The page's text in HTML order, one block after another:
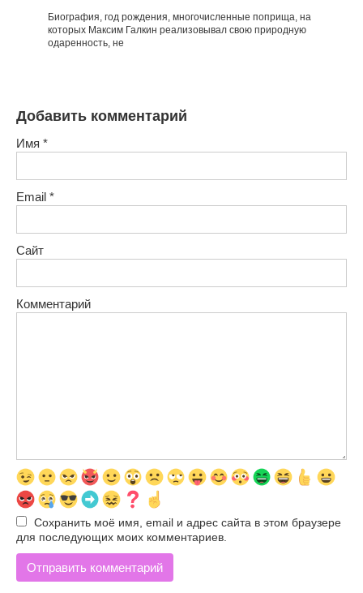
Биография, год рождения, многочисленные поприща, на
которых Максим Галкин реализовывал свою природную
одаренность, не
Добавить комментарий
Имя *
Email *
Сайт
Комментарий
Сохранить моё имя, email и адрес сайта в этом браузере
для последующих моих комментариев.